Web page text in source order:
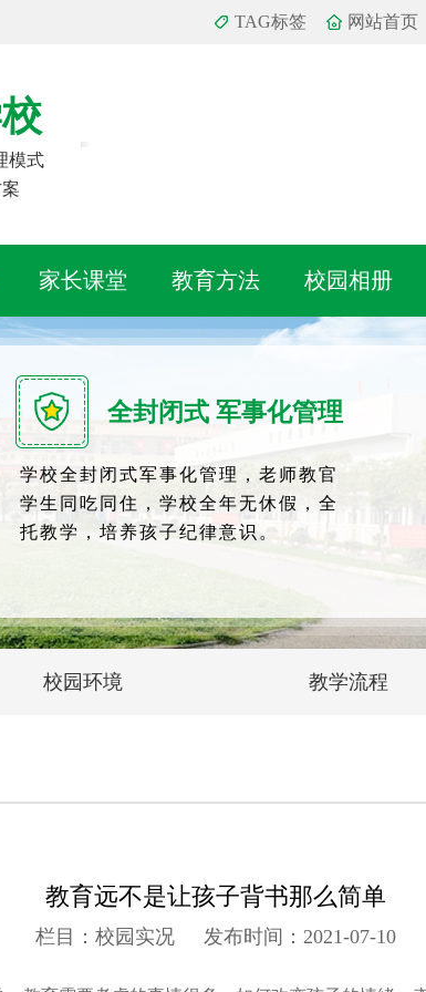
TAG标签 网站首页
模式
家长课堂 教育方法 校园相册
全封闭式 军事化管理
学校全封闭式军事化管理，老师教官
学生同吃同住，学校全年无休假，全
托教学，培养孩子纪律意识。
校园环境 教学流程
教育远不是让孩子背书那么简单
栏目：校园实况 发布时间：2021-07-10